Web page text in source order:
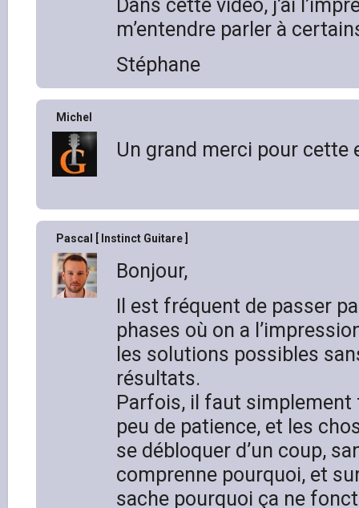
Dans cette vidéo, j’ai
m’entendre parler à
Stéphane
Michel
Un grand merci pour cette
Pascal [ Instinct Guitare ]
Bonjour,
Il est fréquent de passer
phases où on a
les solutions possibles
résultats.
Parfois, il faut simplement
peu de patience, et les
se débloquer d’un coup,
comprenne pourquoi, et
sache pourquoi ça ne